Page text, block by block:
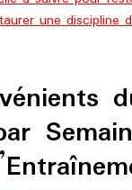
une discipline